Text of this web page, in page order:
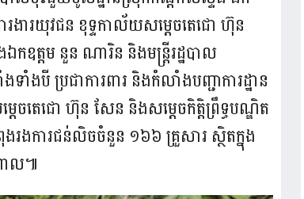
ងារយុវជន ខុទ្ទកាល័យសម្តេចតេជោ ហ៊ុន
ឧត្តម នួន ណារិន និងមន្រ្តីរដ្ឋបាល
បី ប្រជាការពារ និងកំលាំងបញ្ជាការដ្ឋាន
េចតេជោ ហ៊ុន សែន និងសម្តេចកិត្តិព្រឹទ្ធបណ្ឌិត
រងការជន់លិចចំនួន ១៦៦ គ្រួសារ ស្ថិតក្នុង
ាល៕